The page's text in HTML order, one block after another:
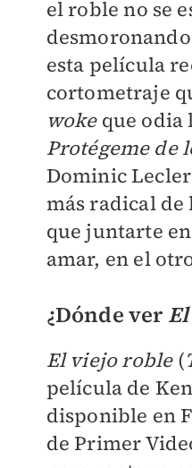
el roble no se
esta película
cortometraje
wokeque odia
Protégeme de
Dominic
más radical
que juntarte
amar, en el
¿Dónde ver
El viejo roble(
película de
disponible en
de Primer